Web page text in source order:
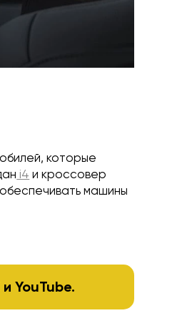
которые
i4 и кроссовер
машины
иYouTube.